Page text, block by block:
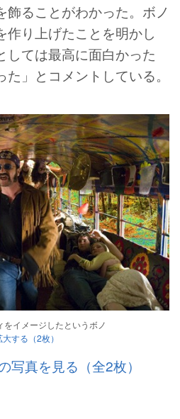
飾ることがわかった。ボノ
作り上げたことを明かし
しては最高に面白かった
」とコメントしている。
をイメージしたというボノ
大する（2枚）
写真を見る（全2枚）